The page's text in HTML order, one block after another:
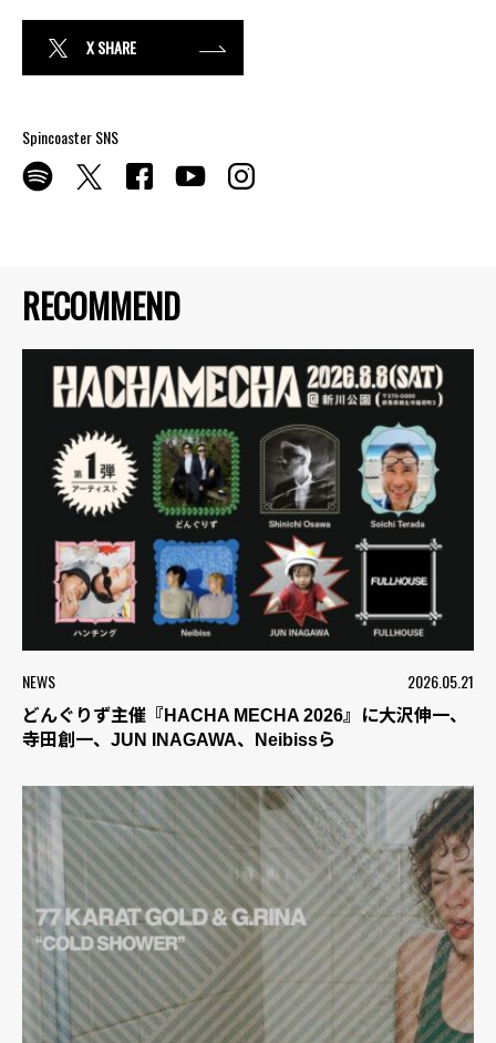
RECOMMEND
NEWS 2026.05.21
どんぐりず主催『HACHA MECHA 2026』に大沢伸一、
寺田創一、JUN INAGAWA、Neibissら
X SHARE
Spincoaster SNS